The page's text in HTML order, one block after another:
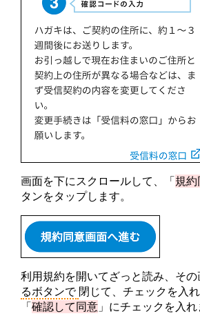
画面を下にスクロールして、「 規
タンをタップします。
利用規約を開いてざっと読み、その
るボタンで 閉じて、チェックを入
「 確認して同意 」にチェックを入れ